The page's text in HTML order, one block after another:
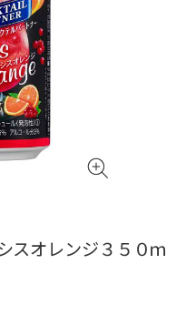
スオレンジ３５０ｍ